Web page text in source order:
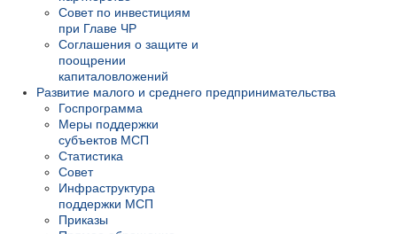
Совет по инвестициям
при Главе ЧР
Соглашения о защите и
поощрении
капиталовложений
Развитие малого и среднего предпринимательства
Госпрограмма
Меры поддержки
субъектов МСП
Статистика
Совет
Инфраструктура
поддержки МСП
Приказы